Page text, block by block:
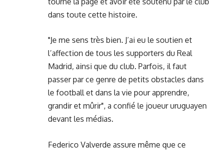
dans toute cette histoire.
"Je me sens très bien. J’ai eu le soutien et
l’affection de tous les supporters du Real
Madrid, ainsi que du club. Parfois, il faut
passer par ce genre de petits obstacles dans
le football et dans la vie pour apprendre,
grandir et mûrir", a confié le joueur uruguayen
devant les médias.
Federico Valverde assure même que ce